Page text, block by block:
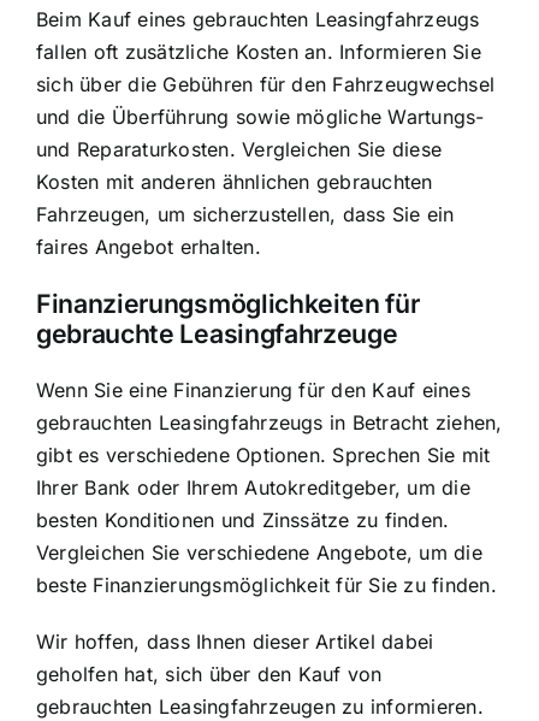
Beim Kauf eines gebrauchten Leasingfahrzeugs
fallen oft zusätzliche Kosten an. Informieren Sie
sich über die Gebühren für den Fahrzeugwechsel
und die Überführung sowie mögliche Wartungs-
und Reparaturkosten. Vergleichen Sie diese
Kosten mit anderen ähnlichen gebrauchten
Fahrzeugen, um sicherzustellen, dass Sie ein
faires Angebot erhalten.
Finanzierungsmöglichkeiten für
gebrauchte Leasingfahrzeuge
Wenn Sie eine Finanzierung für den Kauf eines
gebrauchten Leasingfahrzeugs in Betracht ziehen,
gibt es verschiedene Optionen. Sprechen Sie mit
Ihrer Bank oder Ihrem Autokreditgeber, um die
besten Konditionen und Zinssätze zu finden.
Vergleichen Sie verschiedene Angebote, um die
beste Finanzierungsmöglichkeit für Sie zu finden.
Wir hoffen, dass Ihnen dieser Artikel dabei
geholfen hat, sich über den Kauf von
gebrauchten Leasingfahrzeugen zu informieren.